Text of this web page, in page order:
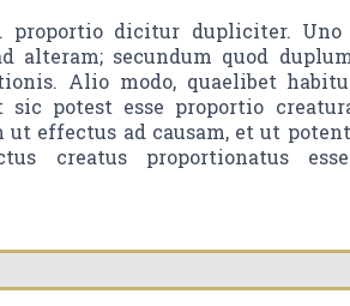
proportio dicitur dupliciter. Uno
alteram; secundum quod
Alio modo, quaelibet
potest esse proportio
effectus ad causam, et ut
creatus proportionatus